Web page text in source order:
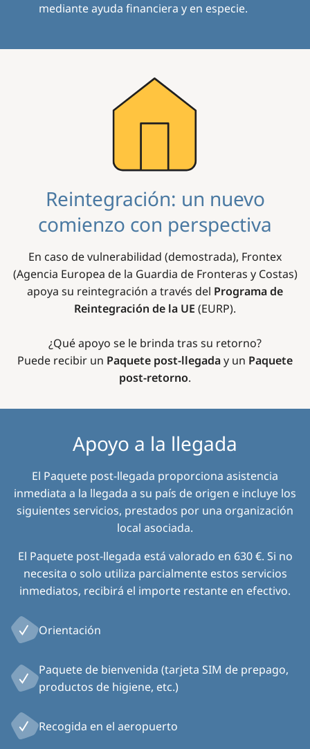
mediante ayuda financiera y en especie.
Reintegración: un nuevo
comienzo con perspectiva
En caso de vulnerabilidad (demostrada), Frontex
(Agencia Europea de la Guardia de Fronteras y Costas)
apoya su reintegración a través del Programa de
Reintegración de la UE (EURP).
¿Qué apoyo se le brinda tras su retorno?
Puede recibir un Paquete post-llegaday un Paquete
post-retorno.
Apoyo a la llegada
El Paquete post-llegada proporciona asistencia
inmediata a la llegada a su país de origen e incluye los
siguientes servicios, prestados por una organización
local asociada.
El Paquete post-llegada está valorado en 630 €. Si no
necesita o solo utiliza parcialmente estos servicios
inmediatos, recibirá el importe restante en efectivo.
Orientación
Paquete de bienvenida (tarjeta SIM de prepago,
productos de higiene, etc.)
Recogida en el aeropuerto